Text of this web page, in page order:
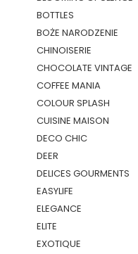
BOTTLES
BOŻE NARODZENIE
CHINOISERIE
CHOCOLATE VINTAGE
COFFEE MANIA
COLOUR SPLASH
CUISINE MAISON
DECO CHIC
DEER
DELICES GOURMENTS
EASYLIFE
ELEGANCE
ELITE
EXOTIQUE